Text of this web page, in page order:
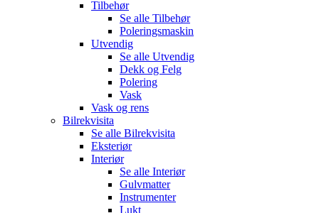
Tilbehør
Se alle Tilbehør
Poleringsmaskin
Utvendig
Se alle Utvendig
Dekk og Felg
Polering
Vask
Vask og rens
Bilrekvisita
Se alle Bilrekvisita
Eksteriør
Interiør
Se alle Interiør
Gulvmatter
Instrumenter
Lukt